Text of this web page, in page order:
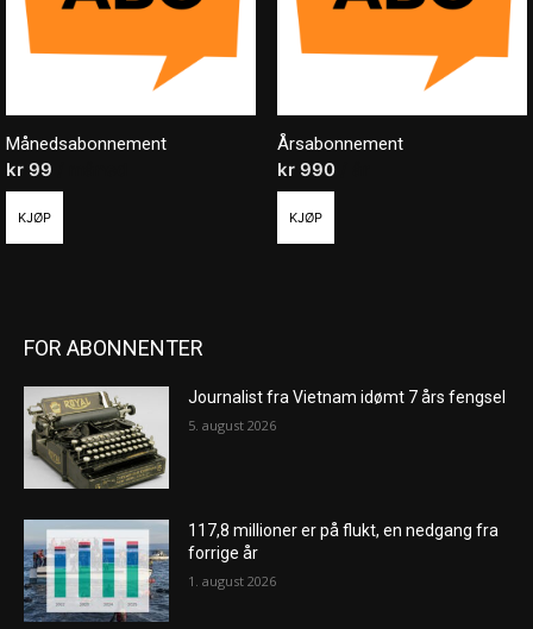
Månedsabonnement
kr 99
KJØP
Årsabonnement
kr990
KJØP
FOR ABONNENTER
Journalist fra Vietnam idømt 7 års fengsel
5. august 2026
117,8 millioner er på flukt, en nedgang fra
forrige år
1. august 2026